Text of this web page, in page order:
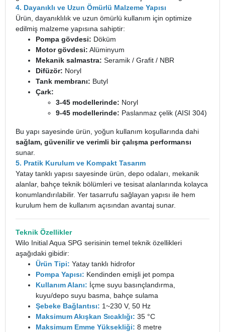
4. Dayanıklı ve Uzun Ömürlü Malzeme Yapısı
Ürün, dayanıklılık ve uzun ömürlü kullanım için optimize
edilmiş malzeme yapısına sahiptir:
Pompa gövdesi: Döküm
Motor gövdesi: Alüminyum
Mekanik salmastra: Seramik / Grafit / NBR
Difüzör: Noryl
Tank membranı: Butyl
Çark:
3-45 modellerinde: Noryl
9-45 modellerinde: Paslanmaz çelik (AISI 304)
Bu yapı sayesinde ürün, yoğun kullanım koşullarında dahi
sağlam, güvenilir ve verimli bir çalışma performansı
sunar.
5. Pratik Kurulum ve Kompakt Tasarım
Yatay tanklı yapısı sayesinde ürün, depo odaları, mekanik
alanlar, bahçe teknik bölümleri ve tesisat alanlarında kolayca
konumlandırılabilir. Yer tasarrufu sağlayan yapısı ile hem
kurulum hem de kullanım açısından avantaj sunar.
Teknik Özellikler
Wilo Initial Aqua SPG serisinin temel teknik özellikleri
aşağıdaki gibidir:
Ürün Tipi: Yatay tanklı hidrofor
Pompa Yapısı: Kendinden emişli jet pompa
Kullanım Alanı: İçme suyu basınçlandırma,
kuyu/depo suyu basma, bahçe sulama
Şebeke Bağlantısı: 1~230 V, 50 Hz
Maksimum Akışkan Sıcaklığı: 35 °C
Maksimum Emme Yüksekliği: 8 metre